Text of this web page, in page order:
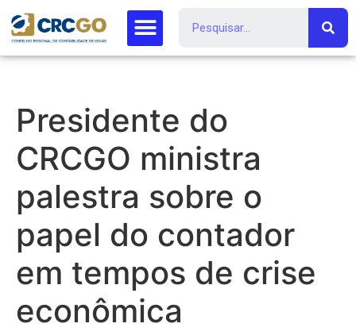
Presidente do
CRCGO ministra
palestra sobre o
papel do contador
em tempos de crise
econômica